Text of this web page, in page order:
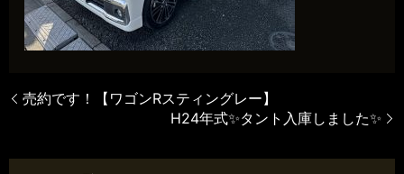
売約です！【ワゴンRスティングレー】
H24年式✨タント入庫しました✨